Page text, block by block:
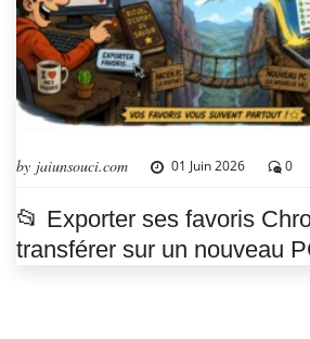
by jaiunsouci.com 01 Juin 2026 0
📂 Exporter ses favoris
transférer sur un nouveau